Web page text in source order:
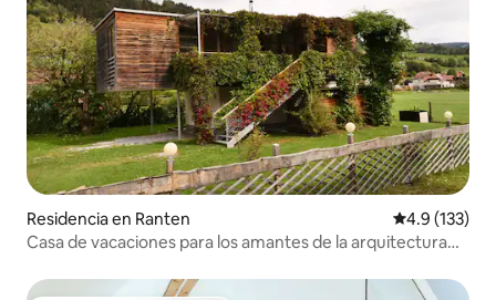
Residencia en Ranten Calificación
4.9 (133)
Casa de vacaciones para los amantes de la arquitectura